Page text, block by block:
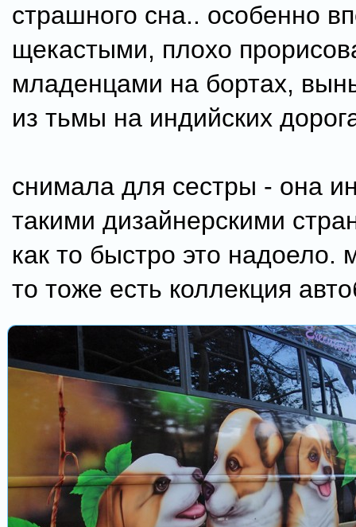
страшного сна.. особенно
щекастыми, плохо
младенцами на бортах,
из тьмы на индийских
снимала для сестры - она
такими дизайнерскими
как то быстро это надоело.
то тоже есть коллекция